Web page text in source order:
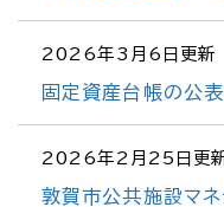
2026年3月6日更新
固定資産台帳の公
2026年2月25日更
敦賀市公共施設マネ